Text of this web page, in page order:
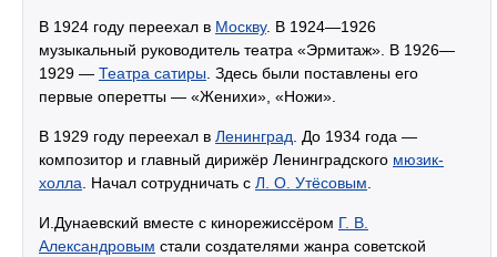
В 1924 году переехал в Москву. В 1924—1926
музыкальный руководитель театра «Эрмитаж». В 1926—
1929 — Театра сатиры. Здесь были поставлены его
первые оперетты — «Женихи», «Ножи».
В 1929 году переехал в Ленинград. До 1934 года —
композитор и главный дирижёр Ленинградского мюзик-
холла. Начал сотрудничать с Л. О. Утёсовым.
И.Дунаевский вместе с кинорежиссёром Г. В.
Александровым стали создателями жанра советской